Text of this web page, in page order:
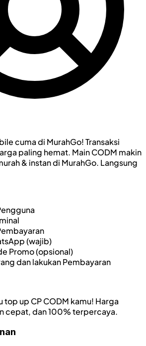
cuma di MurahGo! Transaksi
paling hemat. Main CODM makin
& instan di MurahGo. Langsung
(wajib)
Promo (opsional)
dan lakukan Pembayaran
top up CP CODM kamu! Harga
cepat, dan 100% terpercaya.